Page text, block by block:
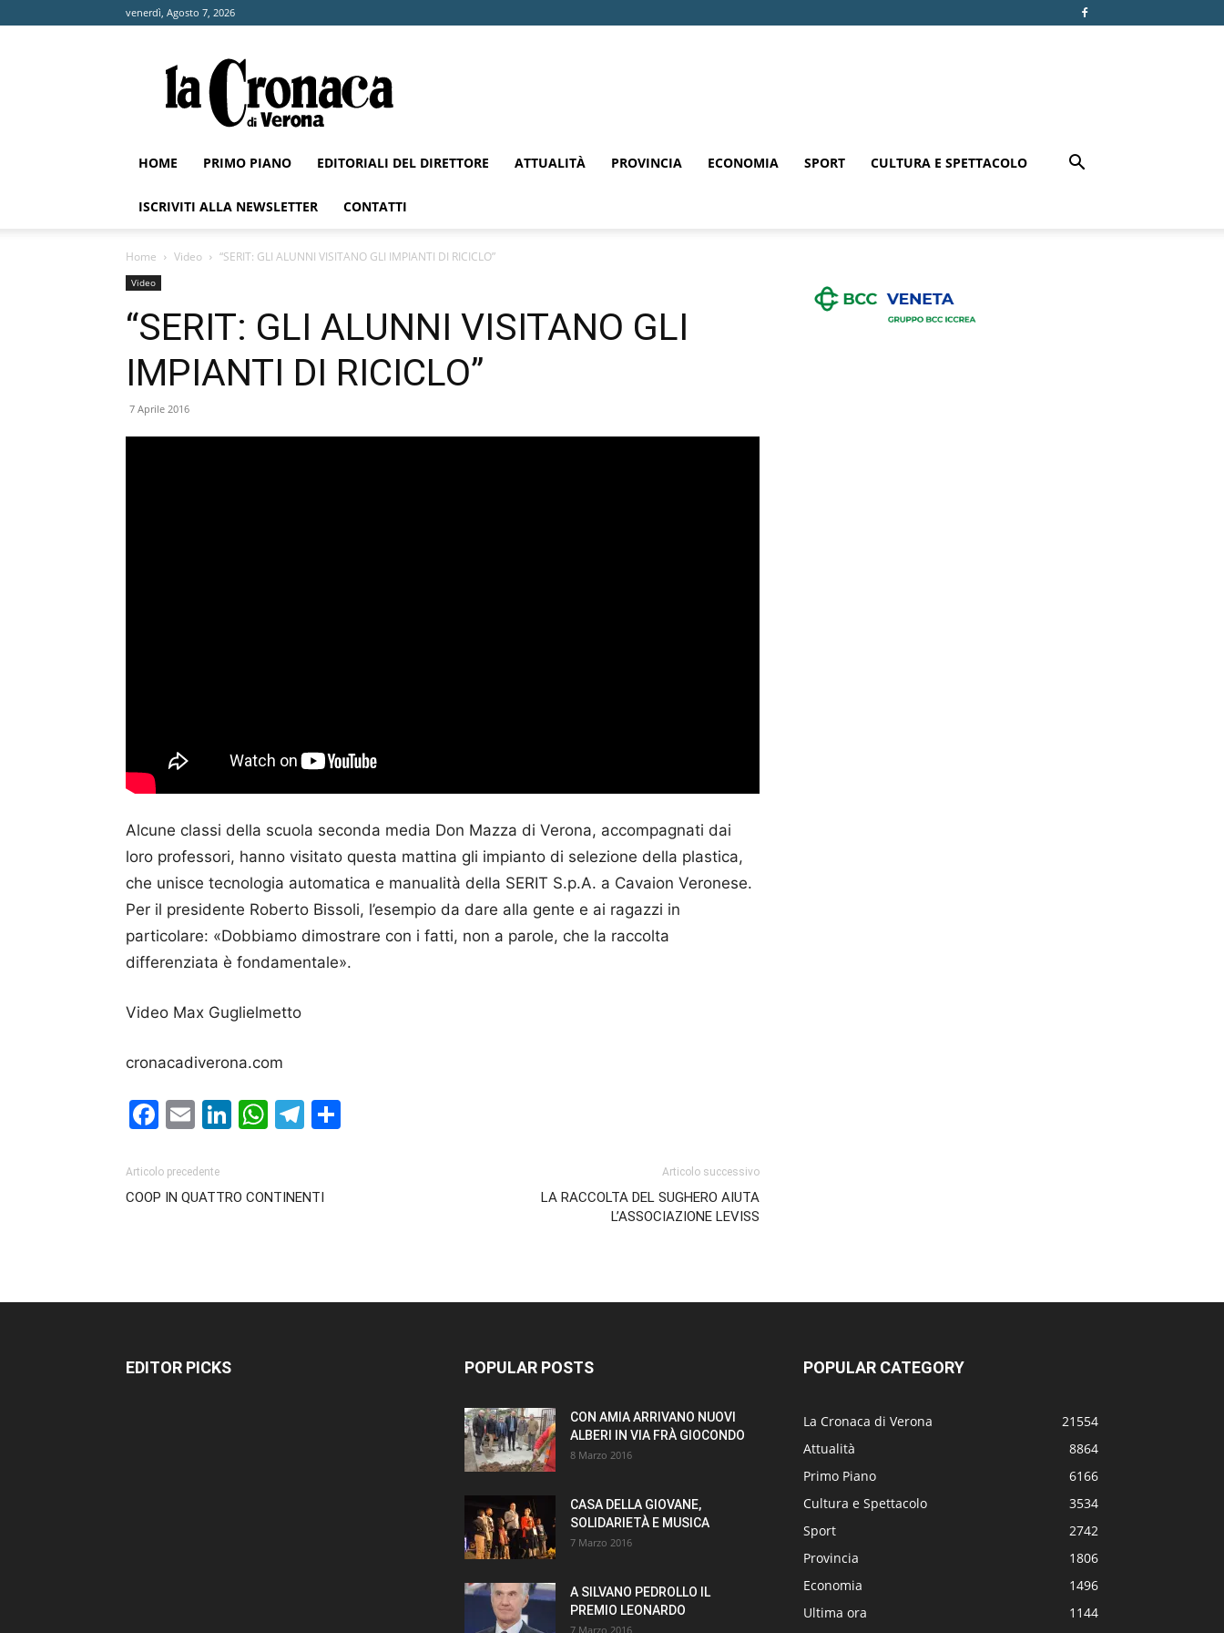
venerdì, Agosto 7, 2026
Cronaca
di
Verona
HOME PRIMO PIANO EDITORIALI DEL DIRETTORE ATTUALITÀ PROVINCIA ECONOMIA SPORT CULTURA E SPETTACOLO
ISCRIVITI ALLA NEWSLETTER CONTATTI
Home Video “SERIT: GLI ALUNNI VISITANO GLI IMPIANTI DI RICICLO”
Video
“SERIT: GLI ALUNNI VISITANO GLI
IMPIANTI DI RICICLO”
7 Aprile 2016
Alcune classi della scuola seconda media Don Mazza di Verona, accompagnati dai
loro professori, hanno visitato questa mattina gli impianto di selezione della plastica,
che unisce tecnologia automatica e manualità della SERIT S.p.A. a Cavaion Veronese.
Per il presidente Roberto Bissoli, l’esempio da dare alla gente e ai ragazzi in
particolare: «Dobbiamo dimostrare con i fatti, non a parole, che la raccolta
differenziata è fondamentale».
Video Max Guglielmetto
cronacadiverona.com
Facebook
EmailLinkedIn
WhatsApp
Telegram
Articolo precedente
COOP IN QUATTRO CONTINENTI
Articolo successivo
LA RACCOLTA DEL SUGHERO AIUTA
L’ASSOCIAZIONE LEVISS
EDITOR PICKS POPULAR POSTS
CON AMIA ARRIVANO NUOVI
ALBERI IN VIA FRÀ GIOCONDO
8 Marzo 2016
CASA DELLA GIOVANE,
SOLIDARIETÀ E MUSICA
7 Marzo 2016
A SILVANO PEDROLLO IL
PREMIO LEONARDO
7 Marzo 2016
POPULAR CATEGORY
La Cronaca di Verona
21554
Attualità
8864
Primo Piano
6166
Cultura e Spettacolo
3534
Sport
2742
Provincia
1806
Economia
1496
Ultima ora
1144